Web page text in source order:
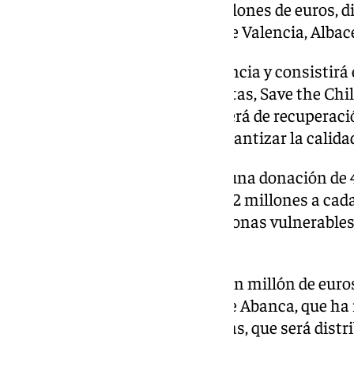
dotación inicial de más de 5 millones de euros,
por la DANA en los territorios de Valencia,
La primera fase será de emergencia y
con la Cruz Roja Española, Cáritas, Save the
mientras que la segunda fase será de
trabajar «a largo plazo» para garantizar la
Mientras, Inditex ha realizado una donación
Española y a Cáritas Española, 2 millones a
necesidades básicas de las personas
El Grupo ACS también donará un millón de
inundaciones, idéntica cifra que Abanca, que
millón de euros para las víctimas, que será